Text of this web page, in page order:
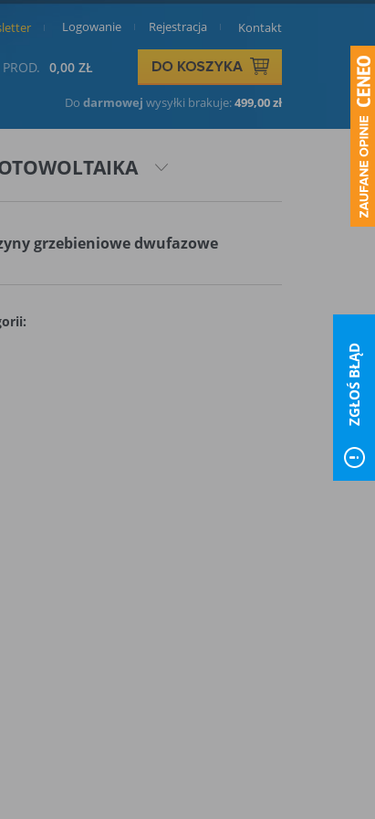
Logowanie Rejestracja Kontakt
0,00 ZŁ
Do darmowej wysyłki brakuje:499,00 zł
grzebieniowe dwufazowe
ZGŁOŚ BŁĄD